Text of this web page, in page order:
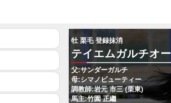
牡 栗毛 登録抹消
テイエムガルチオー
父:サンダーガルチ
母:シマノビューティー
調教師:岩元 市三 (栗東)
馬主:竹園 正繼